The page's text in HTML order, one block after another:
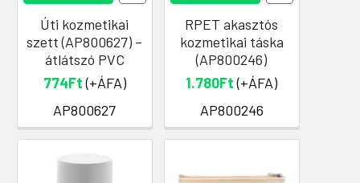
Úti kozmetikai
szett (AP800627) –
átlátszó PVC
774Ft(+ÁFA)
AP800627
RPET akasztós
kozmetikai táska
(AP800246)
1.780Ft(+ÁFA)
AP800246